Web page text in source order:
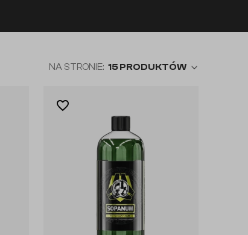
NA STRONIE: 15PRODUKTÓW
favorite_border